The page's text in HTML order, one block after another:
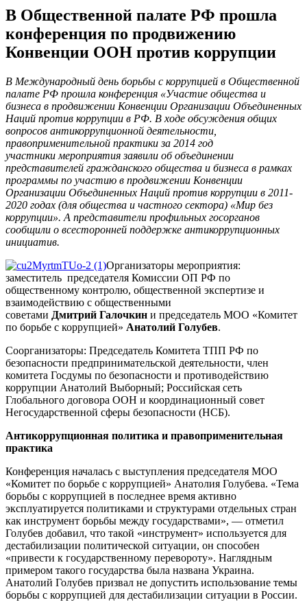
В Общественной палате РФ прошла
конференция по продвижению
Конвенции ООН против коррупции
В Международный день борьбы с коррупцией в Общественной
палате РФ прошла конференция «Участие общества и
бизнеса в продвижении Конвенции Организации Объединенных
Наций против коррупции в РФ. В ходе обсуждения общих
вопросов антикоррупционной деятельности,
правоприменительной практики за 2014 год
участники мероприятия заявили об объединении
представителей гражданского общества и бизнеса в рамках
программы по участию в продвижении Конвенции
Организации Объединенных Наций против коррупции в 2011-
2020 годах (для общества и частного сектора) «Мир без
коррупции». А представители профильных госорганов
сообщили о всесторонней поддержке антикоррупционных
инициатив.
Организаторы мероприятия:
заместитель председателя Комиссии ОП РФ по
общественному контролю, общественной экспертизе и
взаимодействию с общественными
советами Дмитрий Галочкин и председатель МОО «Комитет
по борьбе с коррупцией» Анатолий Голубев.
Соорганизаторы: Председатель Комитета ТПП РФ по
безопасности предпринимательской деятельности, член
комитета Госдумы по безопасности и противодействию
коррупции Анатолий Выборный; Российская сеть
Глобального договора ООН и координационный совет
Негосударственной сферы безопасности (НСБ).
Антикоррупционная политика и правоприменительная
практика
Конференция началась с выступления председателя МОО
«Комитет по борьбе с коррупцией» Анатолия Голубева. «Тема
борьбы с коррупцией в последнее время активно
эксплуатируется политиками и структурами отдельных стран
как инструмент борьбы между государствами», — отметил
Голубев добавил, что такой «инструмент» используется для
дестабилизации политической ситуации, он способен
«привести к государственному перевороту». Наглядным
примером такого государства была названа Украина.
Анатолий Голубев призвал не допустить использование темы
борьбы с коррупцией для дестабилизации ситуации в России.